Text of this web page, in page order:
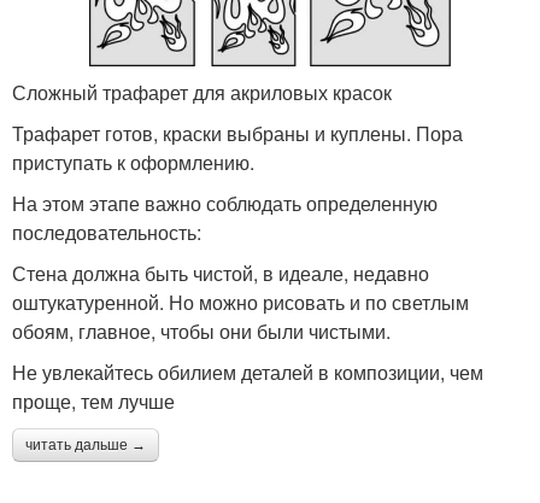
Сложный трафарет для акриловых красок
Трафарет готов, краски выбраны и куплены. Пора
приступать к оформлению.
На этом этапе важно соблюдать определенную
последовательность:
Стена должна быть чистой, в идеале, недавно
оштукатуренной. Но можно рисовать и по светлым
обоям, главное, чтобы они были чистыми.
Не увлекайтесь обилием деталей в композиции, чем
проще, тем лучше
читать дальше →